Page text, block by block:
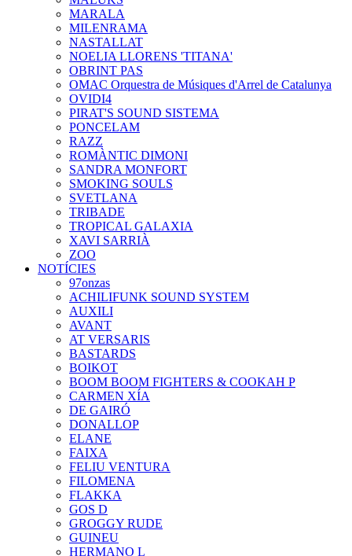
MARALA
MILENRAMA
NASTALLAT
NOELIA LLORENS 'TITANA'
OBRINT PAS
OMAC Orquestra de Músiques d'Arrel de Catalunya
OVIDI4
PIRAT'S SOUND SISTEMA
PONCELAM
RAZZ
ROMÀNTIC DIMONI
SANDRA MONFORT
SMOKING SOULS
SVETLANA
TRIBADE
TROPICAL GALAXIA
XAVI SARRIÀ
ZOO
NOTÍCIES
97onzas
ACHILIFUNK SOUND SYSTEM
AUXILI
AVANT
AT VERSARIS
BASTARDS
BOIKOT
BOOM BOOM FIGHTERS & COOKAH P
CARMEN XÍA
DE GAIRÓ
DONALLOP
ELANE
FAIXA
FELIU VENTURA
FILOMENA
FLAKKA
GOS D
GROGGY RUDE
GUINEU
HERMANO L